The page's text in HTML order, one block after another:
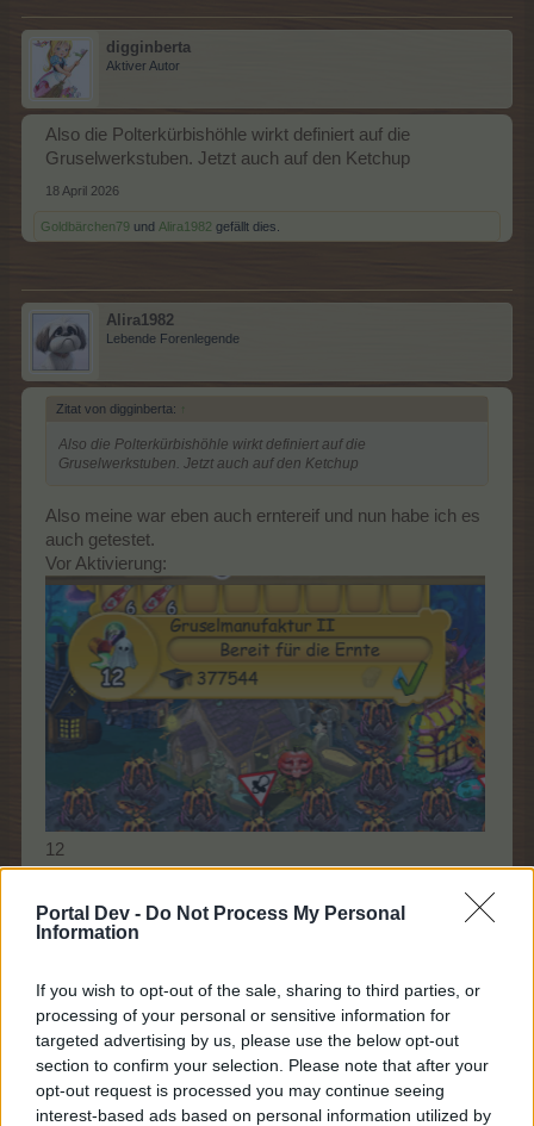
Portal Dev - Do Not Process My Personal
Information
If you wish to opt-out of the sale, sharing to third parties, or
processing of your personal or sensitive information for
targeted advertising by us, please use the below opt-out
section to confirm your selection. Please note that after your
opt-out request is processed you may continue seeing
interest-based ads based on personal information utilized by
digginberta
Aktiver Autor
Also die Polterkürbishöhle wirkt definiert auf die
Gruselwerkstuben. Jetzt auch auf den Ketchup
18 April 2026
Goldbärchen79 und Alira1982 gefällt dies.
Alira1982
Lebende Forenlegende
Zitat von digginberta: ↑
Also die Polterkürbishöhle wirkt definiert auf die
Gruselwerkstuben. Jetzt auch auf den Ketchup
Also meine war eben auch erntereif und nun habe ich es
auch getestet.
Vor Aktivierung:
12